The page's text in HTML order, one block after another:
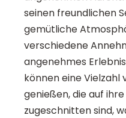
seinen freundlichen
gemütliche
verschiedene
angenehmes
können eine Vielzahl
genießen, die auf
zugeschnitten sind,